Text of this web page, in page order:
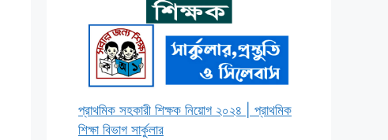
প্রাথমিক সহকারী শিক্ষক নিয়োগ ২০২৪ | প্রাথমিক
শিক্ষা বিভাগ সার্কুলার